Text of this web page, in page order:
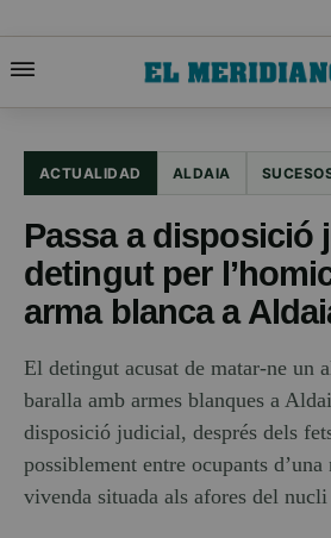
ACTUALIDAD ALDAIA
Passa a disposició
detingut per
arma blanca a
El detingut acusat de matar-ne un
baralla amb armes blanques a
disposició judicial, després dels
possiblement entre ocupants d’una
vivenda situada als afores del nucli